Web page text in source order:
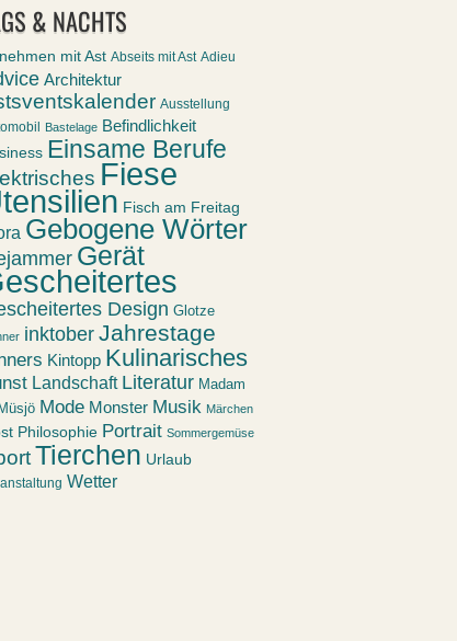
& NACHTS
mit Ast Abseits mit Ast Adieu
Architektur
Ausstellung
Bastelage Befindlichkeit
Einsame Berufe
Fiese
Fisch am Freitag
Gebogene Wörter
Gerät
Design Glotze
inktober Jahrestage
Kintopp Kulinarisches
Landschaft Literatur Madam
Mode Monster Musik Märchen
Philosophie Portrait Sommergemüse
Tierchen Urlaub
Wetter